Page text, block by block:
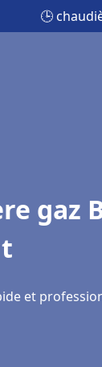
🕒
gaz
et